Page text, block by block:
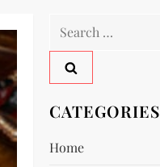
Search
CATEGORIES
Home